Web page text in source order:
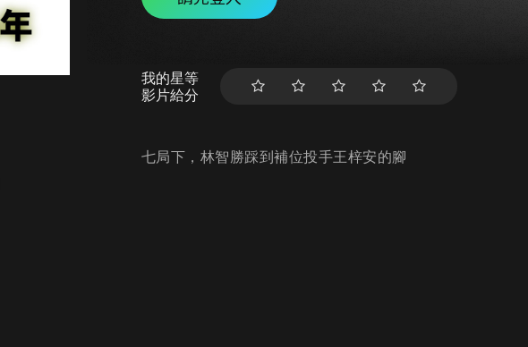
我的星等
影片給分
七局下，林智勝踩到補位投手王梓安的腳